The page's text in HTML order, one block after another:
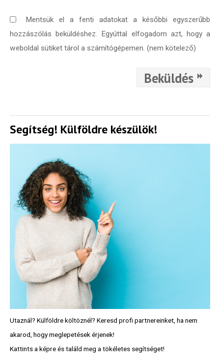
Mentsük el a fenti adatokat a későbbi egyszerűbb
hozzászólás beküldéshez. Egyúttal elfogadom azt, hogy a
weboldal sütiket tárol a számítógépemen. (nem kötelező)
Beküldés
Segítség! Külföldre készülök!
Utaznál? Külföldre költöznél? Keresd profi partnereinket, ha nem
akarod, hogy meglepetések érjenek!
Kattints a képre és találd meg a tökéletes segítséget!